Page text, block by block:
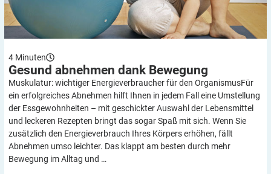
4 Minuten
Gesund abnehmen dank Bewegung
Muskulatur: wichtiger Energieverbraucher für den OrganismusFür
ein erfolgreiches Abnehmen hilft Ihnen in jedem Fall eine Umstellung
der Essgewohnheiten – mit geschickter Auswahl der Lebensmittel
und leckeren Rezepten bringt das sogar Spaß mit sich. Wenn Sie
zusätzlich den Energieverbrauch Ihres Körpers erhöhen, fällt
Abnehmen umso leichter. Das klappt am besten durch mehr
Bewegung im Alltag und …